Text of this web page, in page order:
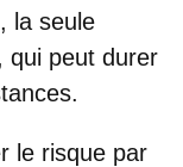
la seule
qui peut durer
le risque par